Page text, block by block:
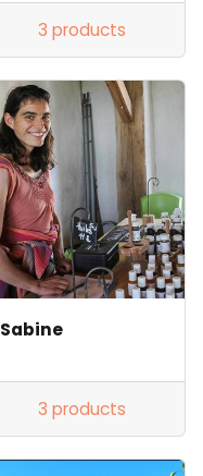
3 products
Sabine
3 products